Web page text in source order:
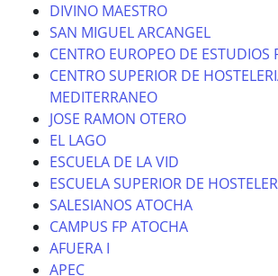
DIVINO MAESTRO
SAN MIGUEL ARCANGEL
CENTRO EUROPEO DE ESTUDIOS
CENTRO SUPERIOR DE
MEDITERRANEO
JOSE RAMON OTERO
EL LAGO
ESCUELA DE LA VID
ESCUELA SUPERIOR DE
SALESIANOS ATOCHA
CAMPUS FP ATOCHA
AFUERA I
APEC